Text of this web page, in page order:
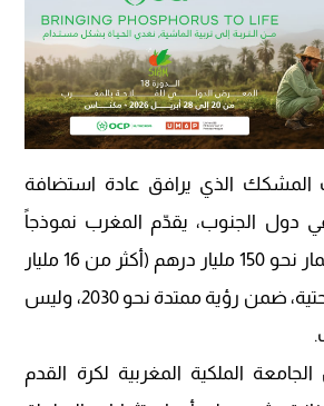
الذي يرافق عادة استضافة
في دول الجنوب، يقدّم المغرب نموذجاً
مختلفاً. فقد تم استثمار نحو 150 مليار درهم (أكثر من 16 مليار
دولار) في البنيات التحتية، ضمن رؤية ممتدة نحو 2030، وليس
الملكية المغربية لكرة القدم